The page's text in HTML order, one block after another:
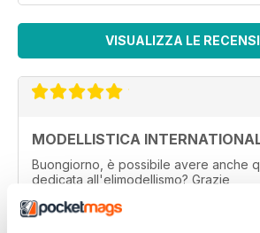
VISUALIZZA LE
MODELLISTICA
Buongiorno, è possibile avere anche
dedicata all'elimodellismo? Grazie